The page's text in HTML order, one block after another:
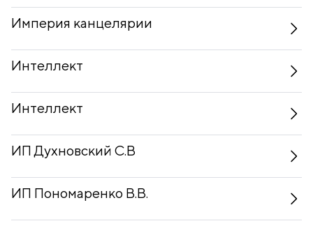
Империя канцелярии
Интеллект
Интеллект
ИП Духновский С.В
ИП Пономаренко В.В.